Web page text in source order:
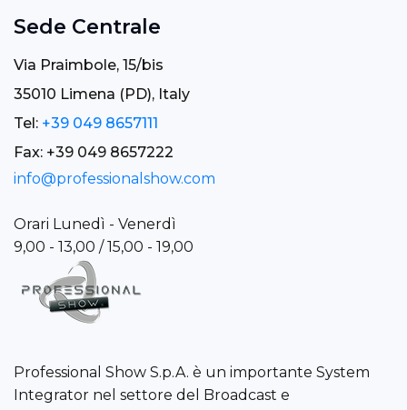
Professional Show S.p.A. è un importante System
Integrator nel settore del Broadcast e
Sede Centrale
Via Praimbole, 15/bis
35010 Limena (PD), Italy
Tel: +39 049 8657111
Fax: +39 049 8657222
info@professionalshow.com
Orari Lunedì - Venerdì
9,00 - 13,00 / 15,00 - 19,00